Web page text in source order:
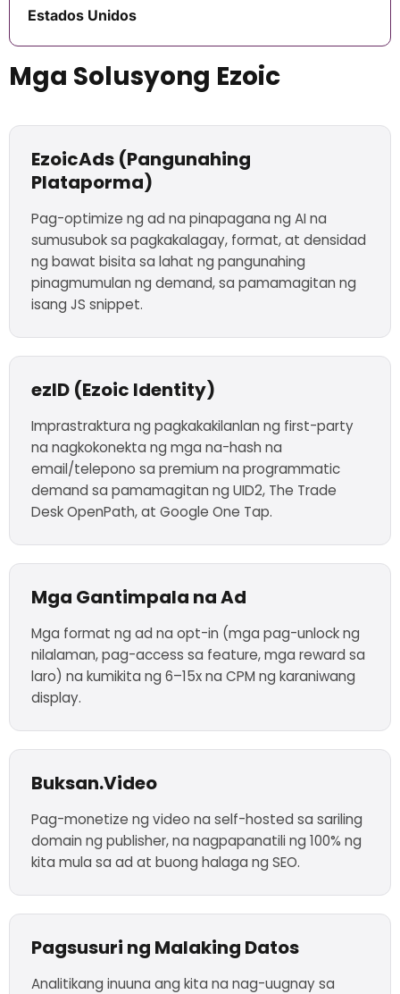
Estados Unidos
Mga Solusyong Ezoic
EzoicAds (Pangunahing
Plataporma)
Pag-optimize ng ad na pinapagana ng AI na
sumusubok sa pagkakalagay, format, at densidad
ng bawat bisita sa lahat ng pangunahing
pinagmumulan ng demand, sa pamamagitan ng
isang JS snippet.
ezID (Ezoic Identity)
Imprastraktura ng pagkakakilanlan ng first-party
na nagkokonekta ng mga na-hash na
email/telepono sa premium na programmatic
demand sa pamamagitan ng UID2, The Trade
Desk OpenPath, at Google One Tap.
Mga Gantimpala na Ad
Mga format ng ad na opt-in (mga pag-unlock ng
nilalaman, pag-access sa feature, mga reward sa
laro) na kumikita ng 6–15x na CPM ng karaniwang
display.
Buksan.Video
Pag-monetize ng video na self-hosted sa sariling
domain ng publisher, na nagpapanatili ng 100% ng
kita mula sa ad at buong halaga ng SEO.
Pagsusuri ng Malaking Datos
Analitikang inuuna ang kita na nag-uugnay sa